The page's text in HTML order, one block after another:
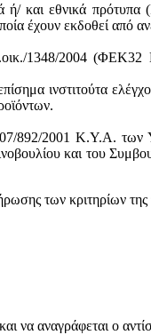
ή/ και εθνικά
έχουν εκδοθεί από
1348/2004 (ΦΕΚ32
ινστιτούτα
2001 Κ.Υ.Α. των
και του
των κριτηρίων
αναγράφεται ο